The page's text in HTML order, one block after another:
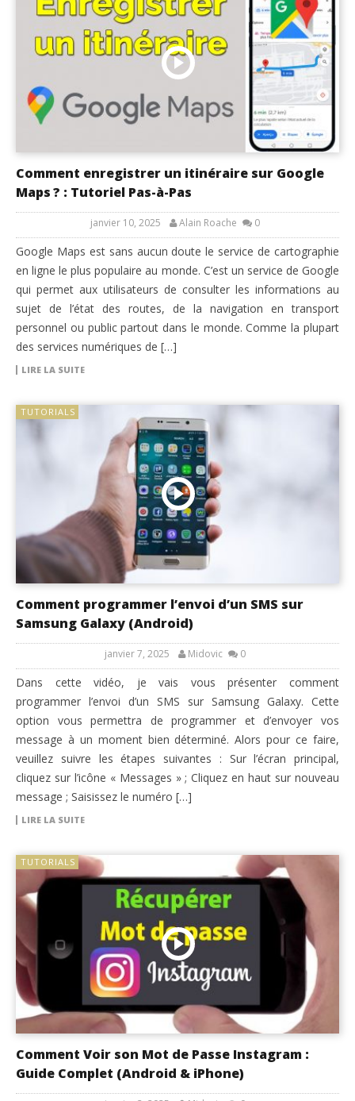
Comment enregistrer un itinéraire sur Google
Maps ? : Tutoriel Pas-à-Pas
janvier 10, 2025 Alain Roache 0
Google Maps est sans aucun doute le service de cartographie
en ligne le plus populaire au monde. C’est un service de Google
qui permet aux utilisateurs de consulter les informations au
sujet de l’état des routes, de la navigation en transport
personnel ou public partout dans le monde. Comme la plupart
des services numériques de […]
LIRE LA SUITE
TUTORIALS
Comment programmer l’envoi d’un SMS sur
Samsung Galaxy (Android)
janvier 7, 2025 Midovic 0
Dans cette vidéo, je vais vous présenter comment
programmer l’envoi d’un SMS sur Samsung Galaxy. Cette
option vous permettra de programmer et d’envoyer vos
message à un moment bien déterminé. Alors pour ce faire,
veuillez suivre les étapes suivantes : Sur l’écran principal,
cliquez sur l’icône « Messages » ; Cliquez en haut sur nouveau
message ; Saisissez le numéro […]
LIRE LA SUITE
TUTORIALS
Comment Voir son Mot de Passe Instagram :
Guide Complet (Android & iPhone)